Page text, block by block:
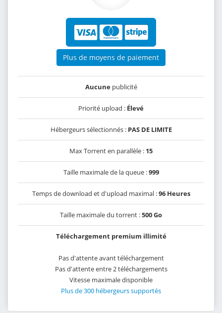
Plus de moyens de paiement
Aucunepublicité
Priorité upload : Élevé
Hébergeurs sélectionnés : PAS DE LIMITE
Max Torrent en parallèle : 15
Taille maximale de la queue :999
Temps de download et d'upload maximal :96 Heures
Taille maximale du torrent :500 Go
Téléchargement premium illimité
Pas d'attente avant téléchargement
Pas d'attente entre 2 téléchargements
Vitesse maximale disponible
Plus de 300 hébergeurs supportés